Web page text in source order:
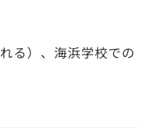
る）、海浜学校での